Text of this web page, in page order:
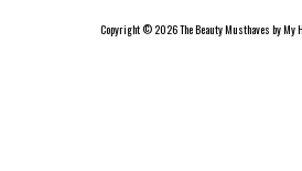
Copyright © 2026 The Beauty Musthaves by My